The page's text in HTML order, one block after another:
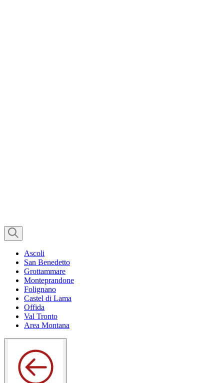
Ascoli
San Benedetto
Grottammare
Monteprandone
Folignano
Castel di Lama
Offida
Val Tronto
Area Montana